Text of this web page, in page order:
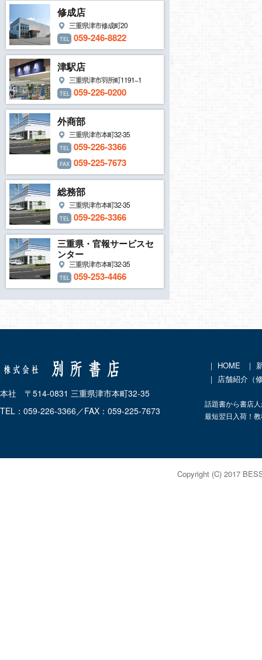
修成店
三重県津市修成町20
TEL 059-246-8822
津駅店
三重県津市羽所町1191−1
TEL 059-226-0200
外商部
三重県津市本町32-35
TEL 059-226-3366
FAX 059-225-7673
総務部
三重県津市本町32-35
TEL 059-226-3366
三重県・官報サービスセ
ンター
三重県津市本町32-35
TEL 059-253-4466
本社 〒514-0831 三重県津市本町32-35
TEL：059-226-3366／FAX：059-225-7673
｜ HOME ｜
｜ 店舗紹介（
話題書から書店
最短翌日入荷！
Copyright (C) 2017